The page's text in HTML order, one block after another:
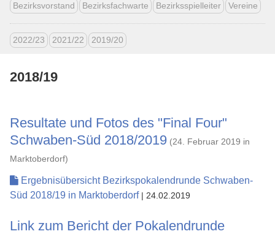
Bezirksvorstand
Bezirksfachwarte Bezirksspielleiter Vereine
2022/23 2021/22 2019/20
2018/19
Resultate und Fotos des "Final Four"
Schwaben-Süd 2018/2019 (24. Februar 2019 in
Marktoberdorf)
Ergebnisübersicht Bezirkspokalendrunde Schwaben-
Süd 2018/19 in Marktoberdorf | 24.02.2019
Link zum Bericht der Pokalendrunde